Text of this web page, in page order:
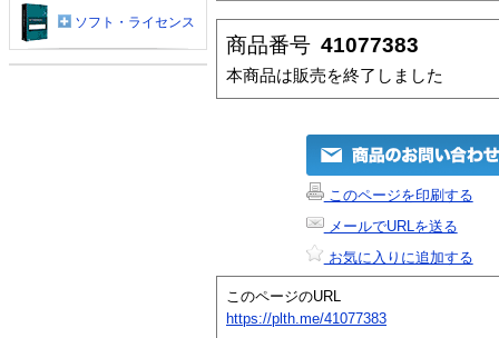
商品番号 41077383
本商品は販売を終了しました
このページを印刷する
メールでURLを送る
お気に入りに追加する
このページのURL
https://plth.me/41077383
ソフト・ライセンス